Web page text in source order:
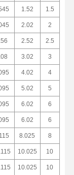
1.52 1.5
2.02 2
2.52 2.5
3.02 3
4.02 4
5.02 5
6.02 6
6.02 6
8.025 8
10.025 10
10.025 10